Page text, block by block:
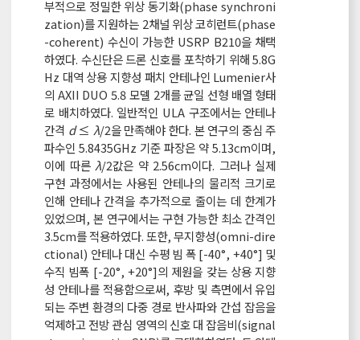
부적으로 정밀한 위상 동기화(phase synchroni
zation)를 지원하는 2채널 위상 코히런트(phase
-coherent) 수신이 가능한 USRP B210을 채택
하였다. 수신단은 드론 신호를 포착하기 위해 5.8G
Hz 대역 상용 지향성 패치 안테나인 Lumenier사
의 AXII DUO 5.8 모델 2개를 균일 선형 배열 형태
로 배치하였다. 일반적인 ULA 구조에서는 안테나
간격 d≤ λ/2을 만족해야 한다. 본 연구의 중심 주
파수인 5.8435GHz 기준 파장은 약 5.13cm이며,
이에 따른 λ/2값은 약 2.56cm이다. 그러나 실제
구현 과정에서는 사용된 안테나의 물리적 크기로
인해 안테나 간격을 추가적으로 줄이는 데 한계가
있었으며, 본 연구에서는 구현 가능한 최소 간격인
3.5cm를 적용하였다. 또한, 무지향성(omni-dire
ctional) 안테나 대신 수평 빔 폭 [-40°, +40°] 및
수직 빔폭 [-20°, +20°]의 제원을 갖는 상용 지향
성 안테나를 적용함으로써, 후방 및 측면에서 유입
되는 주변 환경의 다중 경로 반사파와 간섭 잡음을
억제하고 전방 관심 영역의 신호 대 잡음비(signal